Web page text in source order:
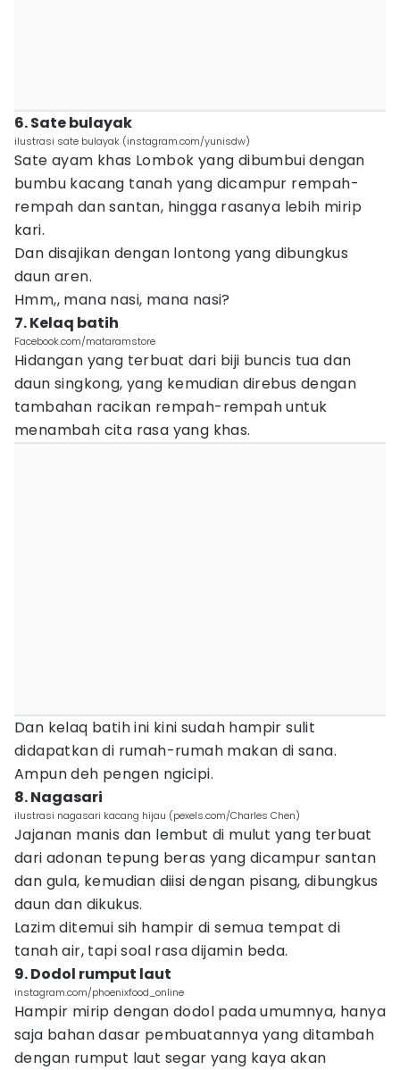
6. Sate bulayak
ilustrasi sate bulayak (instagram.com/yunisdw)
Sate ayam khas Lombok yang dibumbui dengan
bumbu kacang tanah yang dicampur rempah-
rempah dan santan, hingga rasanya lebih mirip
kari.
Dan disajikan dengan lontong yang dibungkus
daun aren.
Hmm,, mana nasi, mana nasi?
7. Kelaq batih
Facebook.com/mataramstore
Hidangan yang terbuat dari biji buncis tua dan
daun singkong, yang kemudian direbus dengan
tambahan racikan rempah-rempah untuk
menambah cita rasa yang khas.
Dan kelaq batih ini kini sudah hampir sulit
didapatkan di rumah-rumah makan di sana.
Ampun deh pengen ngicipi.
8. Nagasari
ilustrasi nagasari kacang hijau (pexels.com/Charles Chen)
Jajanan manis dan lembut di mulut yang terbuat
dari adonan tepung beras yang dicampur santan
dan gula, kemudian diisi dengan pisang, dibungkus
daun dan dikukus.
Lazim ditemui sih hampir di semua tempat di
tanah air, tapi soal rasa dijamin beda.
9. Dodol rumput laut
instagram.com/phoenixfood_online
Hampir mirip dengan dodol pada umumnya, hanya
saja bahan dasar pembuatannya yang ditambah
dengan rumput laut segar yang kaya akan